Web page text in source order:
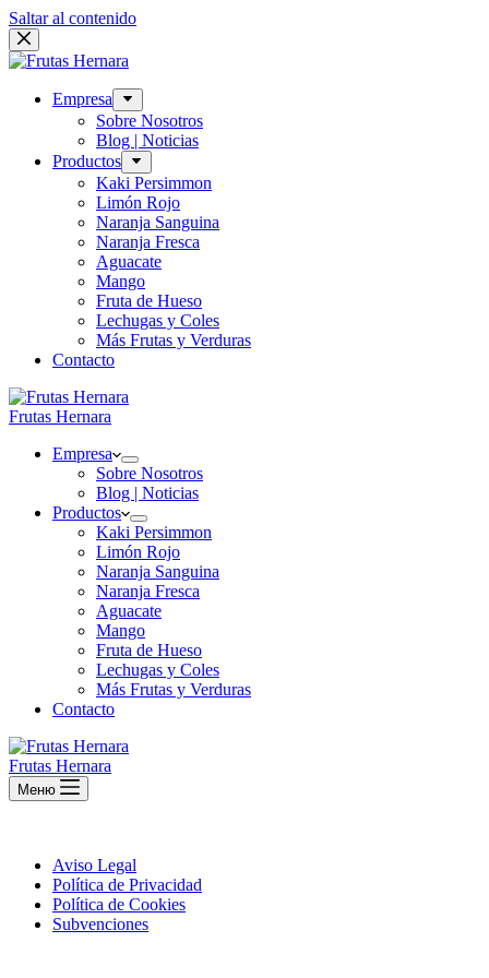
Saltar al contenido
Empresa
Sobre Nosotros
Blog | Noticias
Productos
Kaki Persimmon
Limón Rojo
Naranja Sanguina
Naranja Fresca
Aguacate
Mango
Fruta de Hueso
Lechugas y Coles
Más Frutas y Verduras
Contacto
Frutas Hernara
Empresa
Sobre Nosotros
Blog | Noticias
Productos
Kaki Persimmon
Limón Rojo
Naranja Sanguina
Naranja Fresca
Aguacate
Mango
Fruta de Hueso
Lechugas y Coles
Más Frutas y Verduras
Contacto
Frutas Hernara
Меню
Aviso Legal
Política de Privacidad
Política de Cookies
Subvenciones